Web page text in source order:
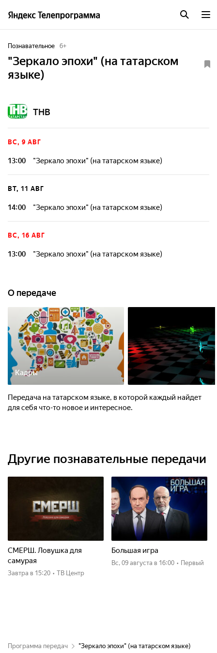
Познавательное 6+
"Зеркало эпохи" (на татарском
языке)
ТНВ
ВС, 9 АВГ
13:00 "Зеркало эпохи" (на татарском языке)
ВТ, 11 АВГ
14:00 "Зеркало эпохи" (на татарском языке)
ВС, 16 АВГ
13:00 "Зеркало эпохи" (на татарском языке)
О передаче
Кадры
Передача на татарском языке, в которой каждый найдет
для себя что-то новое и интересное.
Другие познавательные передачи
СМЕРШ. Ловушка для
самурая
Завтра в 15:20 • ТВ Центр
Большая игра
вс, 09 августа в 16:00 • Первый
Программа передач "Зеркало эпохи" (на татарском языке)